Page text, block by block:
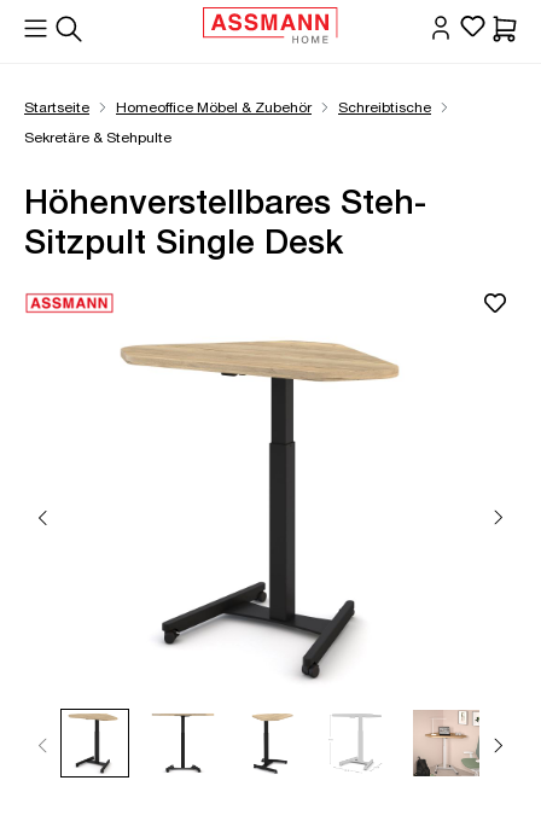
springen
Startseite Homeoffice Möbel & Zubehör
Schreibtische
Sekretäre & Stehpulte
Höhenverstellbares Steh-
Sitzpult Single Desk